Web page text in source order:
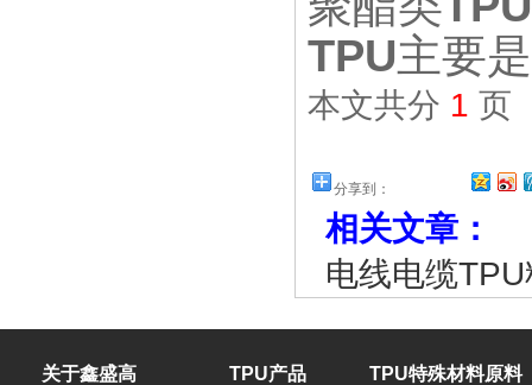
TPU主要
本文共分 1 页
分享到：
相关文章：
电线电缆
关于鑫盛高 TPU产品 TPU特殊材料原料